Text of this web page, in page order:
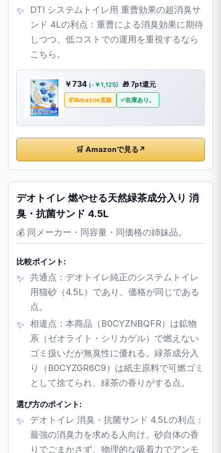
DTI システムトイレ用 重曹効果の超消臭サ
ンド 4Lの利点：重曹による消臭効果に期待
しつつ、低コストでの運用を重視するなら
こちら。
￥734 (-￥1,125) 🎁 7pt還元
Amazon直販 在庫あり。
🛒 Amazonで見る ↗
デオトイレ 燃やせる天然緑茶成分入り 消
臭・抗菌サンド 4.5L
💰 同メーカー・同容量・同価格の姉妹品。
比較ポイント:
共通点：デオトイレ純正のシステムトイレ
用猫砂（4.5L）であり、価格が同じである
点。
相違点：本商品（B0CYZNBQFR）は鉱物
系（ゼオライト・シリカゲル）で燃えない
ゴミ扱いだが無臭性に優れる。緑茶成分入
り（B0CYZGR6C9）は紙主原料で可燃ゴミ
として捨てられ、緑茶の香りがする点。
選び方のポイント:
デオトイレ 消臭・抗菌サンド 4.5Lの利点：
最強の消臭力を求める人向け。砂自体の香
りでごまかさず、物理的な吸着力でアンモ